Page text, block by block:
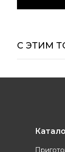
С ЭТИМ